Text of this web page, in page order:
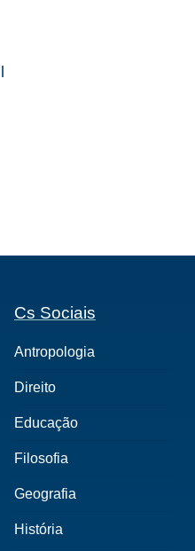
Cs Sociais
Antropologia
Direito
Educação
Filosofia
Geografia
História